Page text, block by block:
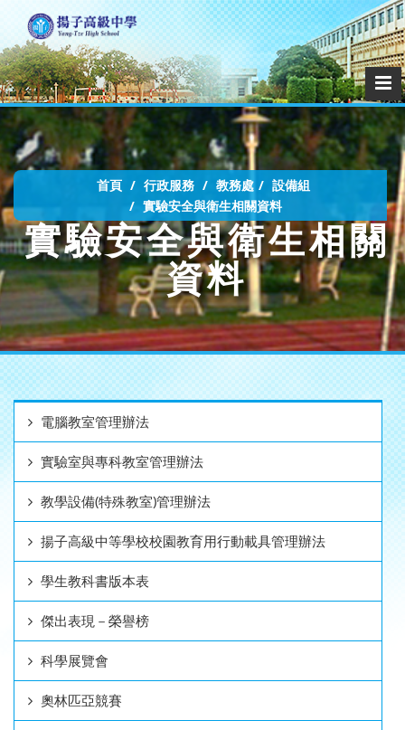
首頁 行政服務 教務處
設備組
實驗安全與衛生相關資料
實驗安全與衛生相關
資料
電腦教室管理辦法
實驗室與專科教室管理辦法
教學設備(特殊教室)管理辦法
揚子高級中等學校校園教育用行動載具管理辦法
學生教科書版本表
傑出表現－榮譽榜
科學展覽會
奧林匹亞競賽